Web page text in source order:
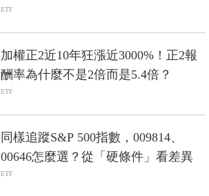
100%
ETF
加權正2近10年狂漲近3000%！正2報
酬率為什麼不是2倍而是5.4倍？
ETF
同樣追蹤S&P 500指數，009814、
00646怎麼選？從「硬條件」看差異
ETF